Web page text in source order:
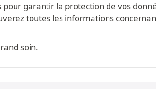
garantir la protection de vos
toutes les informations
soin.